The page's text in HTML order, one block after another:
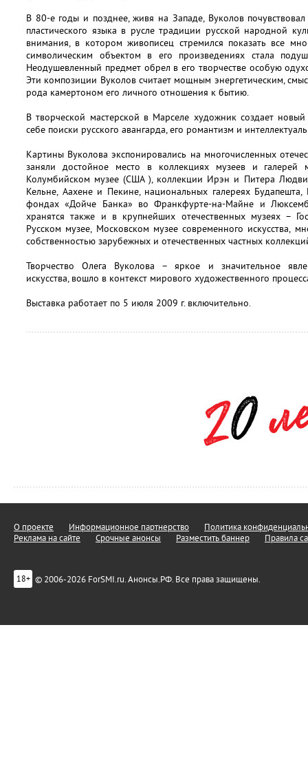
В 80-е годы и позднее, живя на Западе, Вуколов
пластического языка в русле традиции русской народной
внимания, в котором живописец стремился показать все
символическим объектом в его произведениях стала
Неодушевленный предмет обрел в его творчестве особую
Эти композиции Вуколов считает мощным энергетическим,
рода камертоном его личного отношения к бытию.
В творческой мастерской в Марселе художник создает
себе поиски русского авангарда, его романтизм и
Картины Вуколова экспонировались на многочисленных
заняли достойное место в коллекциях музеев и
Колумбийском музее (США ), коллекции Ирэн и Питера
Кельне, Аахене и Пекине, национальных галереях
фондах «Дойче Банка» во Франкфурте-на-Майне и
хранятся также и в крупнейших отечественных музеях –
Русском музее, Московском музее современного искусства,
собственностью зарубежных и отечественных частных
Творчество Олега Вуколова – яркое и значительное
искусства, вошло в контекст мирового художественного
Выставка работает по 5 июля 2009 г. включительно.
О проекте Информационное партнерство
Политика
Реклама на сайте
Срочные анонсы Разместить баннер Правила
18+ © 2006-2026 ForSMI.ru. Анонсы.РФ. Все права защищены.